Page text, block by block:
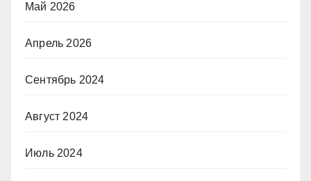
Май 2026
Апрель 2026
Сентябрь 2024
Август 2024
Июль 2024